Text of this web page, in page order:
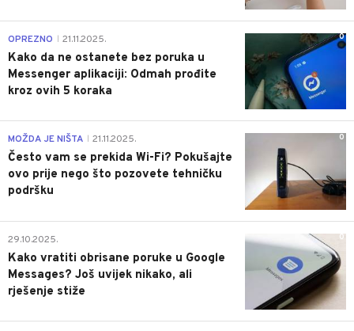
0
OPREZNO 21.11.2025.
Kako da ne ostanete bez poruka u
Messenger aplikaciji: Odmah prođite
kroz ovih 5 koraka
0
MOŽDA JE NIŠTA 21.11.2025.
Često vam se prekida Wi-Fi? Pokušajte
ovo prije nego što pozovete tehničku
podršku
0
29.10.2025.
Kako vratiti obrisane poruke u Google
Messages? Još uvijek nikako, ali
rješenje stiže